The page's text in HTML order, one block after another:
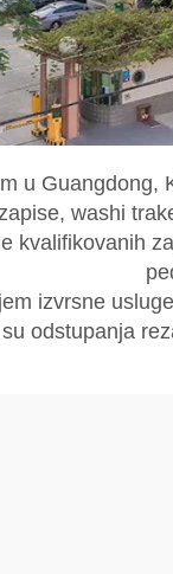
u Guangdong,
washi
kvalifikovanih
izvrsne
odstupanja